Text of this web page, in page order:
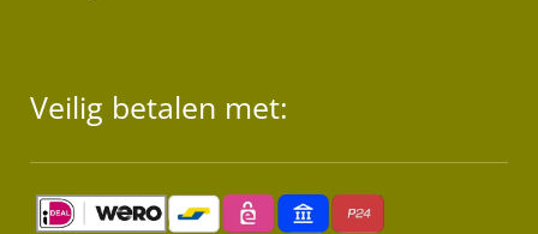
Veilig betalen met: